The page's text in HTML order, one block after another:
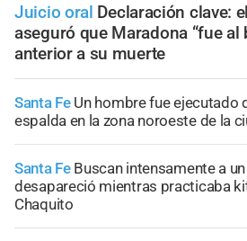
Juicio oral Declaración clave:
aseguró que Maradona “fue al
anterior a su muerte
Santa Fe Un hombre fue ejecutado
espalda en la zona noroeste de la
Santa Fe Buscan intensamente a
desapareció mientras practicaba
Chaquito